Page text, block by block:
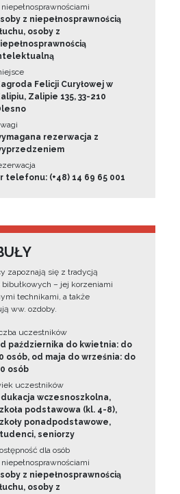
niepełnosprawnościami
z niepełnosprawnością
osoby z
Felicji Curyłowej w
Zalipie 135, 33-210
rezerwacja z
telefonu: (+48) 14 69 65 001
zapoznają się z tradycją
– jej korzeniami
technikami, a także
ww. ozdoby.
uczestników
października do kwietnia: do
osób, od maja do września: do
osób
uczestników
wczesnoszkolna,
podstawowa (kl. 4-8),
ponadpodstawowe,
seniorzy
dla osób
niepełnosprawnościami
z niepełnosprawnością
osoby z